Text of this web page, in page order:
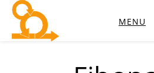
MENU